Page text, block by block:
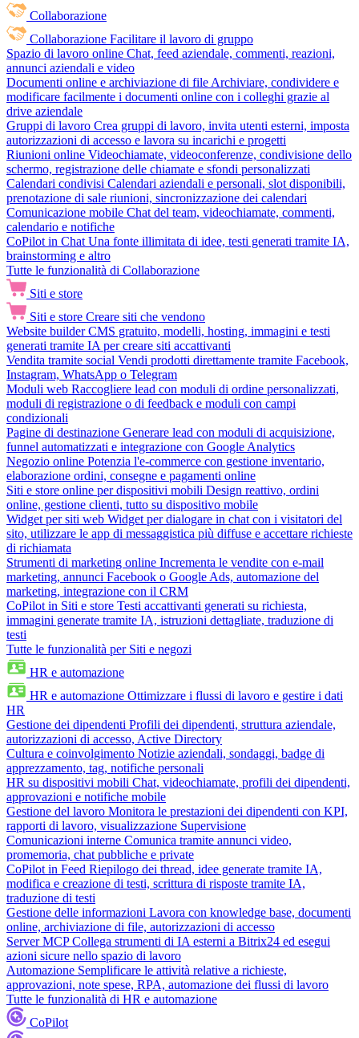
Collaborazione
Collaborazione Facilitare il lavoro di gruppo
Spazio di lavoro online Chat, feed aziendale, commenti, reazioni,
annunci aziendali e video
Documenti online e archiviazione di file Archiviare, condividere e
modificare facilmente i documenti online con i colleghi grazie al
drive aziendale
Gruppi di lavoro Crea gruppi di lavoro, invita utenti esterni, imposta
autorizzazioni di accesso e lavora su incarichi e progetti
Riunioni online Videochiamate, videoconferenze, condivisione dello
schermo, registrazione delle chiamate e sfondi personalizzati
Calendari condivisi Calendari aziendali e personali, slot disponibili,
prenotazione di sale riunioni, sincronizzazione dei calendari
Comunicazione mobile Chat del team, videochiamate, commenti,
calendario e notifiche
CoPilot in Chat Una fonte illimitata di idee, testi generati tramite IA,
brainstorming e altro
Tutte le funzionalità di Collaborazione
Siti e store
Siti e store Creare siti che vendono
Website builder CMS gratuito, modelli, hosting, immagini e testi
generati tramite IA per creare siti accattivanti
Vendita tramite social Vendi prodotti direttamente tramite Facebook,
Instagram, WhatsApp o Telegram
Moduli web Raccogliere lead con moduli di ordine personalizzati,
moduli di registrazione o di feedback e moduli con campi
condizionali
Pagine di destinazione Generare lead con moduli di acquisizione,
funnel automatizzati e integrazione con Google Analytics
Negozio online Potenzia l'e-commerce con gestione inventario,
elaborazione ordini, consegne e pagamenti online
Siti e store online per dispositivi mobili Design reattivo, ordini
online, gestione clienti, tutto su dispositivo mobile
Widget per siti web Widget per dialogare in chat con i visitatori del
sito, utilizzare le app di messaggistica più diffuse e accettare richieste
di richiamata
Strumenti di marketing online Incrementa le vendite con e-mail
marketing, annunci Facebook o Google Ads, automazione del
marketing, integrazione con il CRM
CoPilot in Siti e store Testi accattivanti generati su richiesta,
immagini generate tramite IA, istruzioni dettagliate, traduzione di
testi
Tutte le funzionalità per Siti e negozi
HR e automazione
HR e automazione Ottimizzare i flussi di lavoro e gestire i dati
HR
Gestione dei dipendenti Profili dei dipendenti, struttura aziendale,
autorizzazioni di accesso, Active Directory
Cultura e coinvolgimento Notizie aziendali, sondaggi, badge di
apprezzamento, tag, notifiche personali
HR su dispositivi mobili Chat, videochiamate, profili dei dipendenti,
approvazioni e notifiche mobile
Gestione del lavoro Monitora le prestazioni dei dipendenti con KPI,
rapporti di lavoro, visualizzazione Supervisione
Comunicazioni interne Comunica tramite annunci video,
promemoria, chat pubbliche e private
CoPilot in Feed Riepilogo dei thread, idee generate tramite IA,
modifica e creazione di testi, scrittura di risposte tramite IA,
traduzione di testi
Gestione delle informazioni Lavora con knowledge base, documenti
online, archiviazione di file, autorizzazioni di accesso
Server MCP Collega strumenti di IA esterni a Bitrix24 ed esegui
azioni sicure nello spazio di lavoro
Automazione Semplificare le attività relative a richieste,
approvazioni, note spese, RPA, automazione dei flussi di lavoro
Tutte le funzionalità di HR e automazione
CoPilot